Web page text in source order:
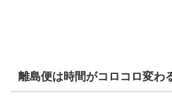
離島便は時間がコロコロ変わ